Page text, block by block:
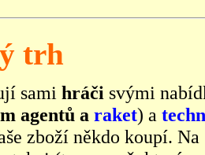
trh
sami hráči svými
agentů a raket) a
zboží někdo koupí.